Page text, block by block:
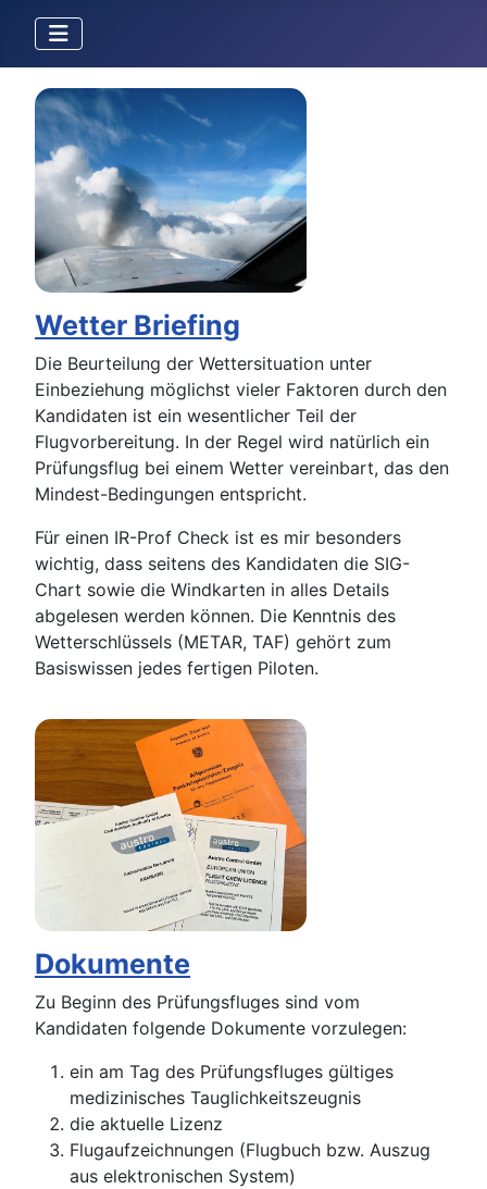
Wetter Briefing
Die Beurteilung der Wettersituation unter
Einbeziehung möglichst vieler Faktoren durch den
Kandidaten ist ein wesentlicher Teil der
Flugvorbereitung. In der Regel wird natürlich ein
Prüfungsflug bei einem Wetter vereinbart, das den
Mindest-Bedingungen entspricht.
Für einen IR-Prof Check ist es mir besonders
wichtig, dass seitens des Kandidaten die SIG-
Chart sowie die Windkarten in alles Details
abgelesen werden können. Die Kenntnis des
Wetterschlüssels (METAR, TAF) gehört zum
Basiswissen jedes fertigen Piloten.
Dokumente
Zu Beginn des Prüfungsfluges sind vom
Kandidaten folgende Dokumente vorzulegen:
ein am Tag des Prüfungsfluges gültiges
medizinisches Tauglichkeitszeugnis
die aktuelle Lizenz
Flugaufzeichnungen (Flugbuch bzw. Auszug
aus elektronischen System)